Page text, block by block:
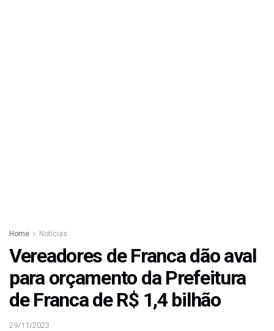
Home Notícias
Vereadores de Franca dão aval
para orçamento da Prefeitura
de Franca de R$ 1,4 bilhão
29/11/2023